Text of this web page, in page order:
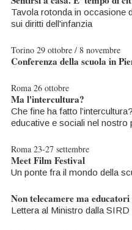
Tavola rotonda in occasione
sui diritti dell'infanzia
Torino 29 ottobre / 8 novembre
Conferenza della scuola in
Roma 26 ottobre
Ma l'intercultura?
Che fine ha fatto
educative e sociali nel nostro
Roma 23-27 settembre
Meet Film Festival
Un ponte fra il mondo della
Non telecamere ma
Lettera al Ministro dalla SIRD